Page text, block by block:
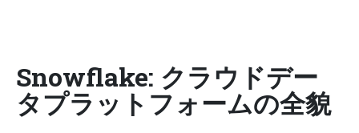
Snowflake: クラウドデー
タプラットフォームの全貌